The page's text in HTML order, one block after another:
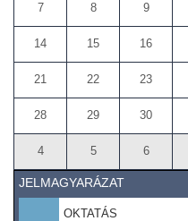
7 8 9
14 15 16
21 22 23
28 29 30
4 5 6
JELMAGYARÁZAT
OKTATÁS